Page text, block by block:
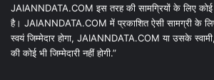
JAIANNDATA.COM इस तरह की सामग्रियों के लिए कोई
है। JAIANNDATA.COM में प्रकाशित ऐसी सामग्री के
स्वयं जिम्मेदार होगा, JAIANNDATA.COM या उसके
की कोई भी जिम्मेदारी नहीं होगी.”